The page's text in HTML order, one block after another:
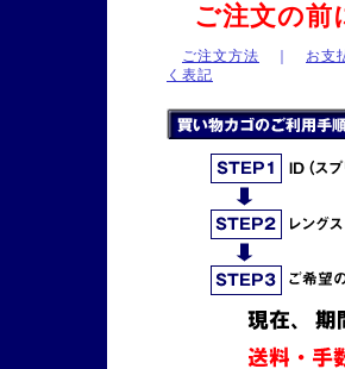
ご注文の前
ご注文方法 お支
く表記